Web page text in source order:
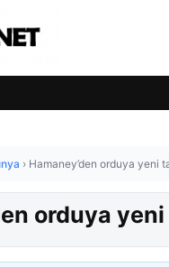
› Hamaney’den orduya yeni
orduya